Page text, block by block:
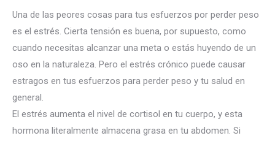
Una de las peores cosas para tus esfuerzos por perder peso
es el estrés. Cierta tensión es buena, por supuesto, como
cuando necesitas alcanzar una meta o estás huyendo de un
oso en la naturaleza. Pero el estrés crónico puede causar
estragos en tus esfuerzos para perder peso y tu salud en
general.
El estrés aumenta el nivel de cortisol en tu cuerpo, y esta
hormona literalmente almacena grasa en tu abdomen. Si